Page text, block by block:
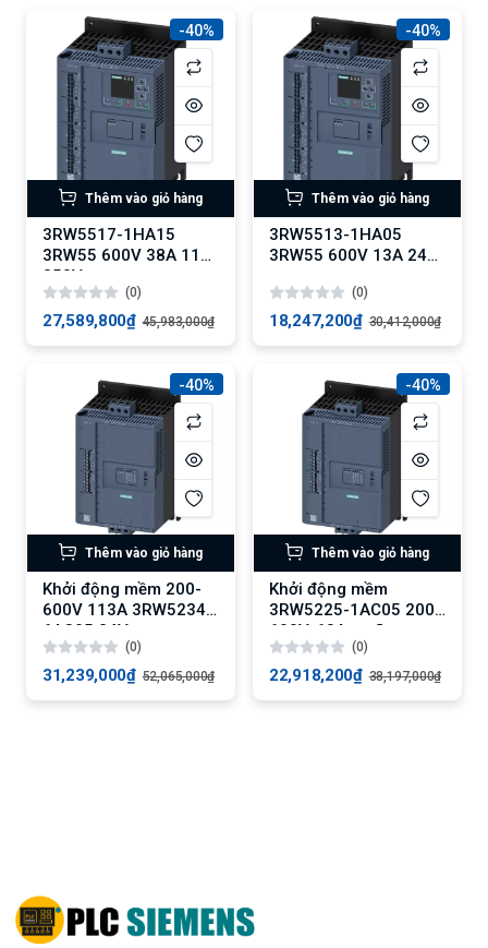
-40%
Thêm vào giỏ hàng
3RW5517-1HA15
3RW55 600V 38A 110-
250V screw
(0)
27,589,800₫ 45,983,000₫
-40%
Thêm vào giỏ hàng
3RW5513-1HA05
3RW55 600V 13A 24V
(0)
18,247,200₫ 30,412,000₫
-40%
Thêm vào giỏ hàng
Khởi động mềm 200-
600V 113A 3RW5234-
6AC05 24V
(0)
31,239,000₫ 52,065,000₫
-40%
Thêm vào giỏ hàng
Khởi động mềm
3RW5225-1AC05 200-
600V, 63A, ngõ ra
analog
(0)
22,918,200₫ 38,197,000₫